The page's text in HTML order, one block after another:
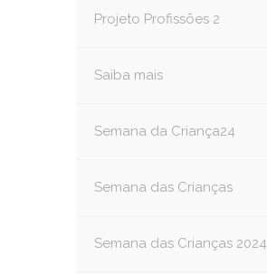
Projeto Profissões 2
Saiba mais
Semana da Criança24
Semana das Crianças
Semana das Crianças 2024